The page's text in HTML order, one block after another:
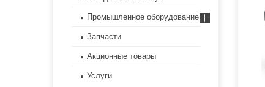
Промышленное оборудование
Запчасти
Акционные товары
Услуги